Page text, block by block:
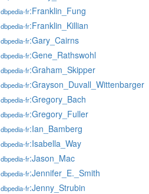
dbpedia-fr:Franklin_Fung
dbpedia-fr:Franklin_Killian
dbpedia-fr:Gary_Cairns
dbpedia-fr:Gene_Rathswohl
dbpedia-fr:Graham_Skipper
dbpedia-fr:Grayson_Duvall_Wittenbarger
dbpedia-fr:Gregory_Bach
dbpedia-fr:Gregory_Fuller
dbpedia-fr:Ian_Bamberg
dbpedia-fr:Isabella_Way
dbpedia-fr:Jason_Mac
dbpedia-fr:Jennifer_E._Smith
dbpedia-fr:Jenny_Strubin